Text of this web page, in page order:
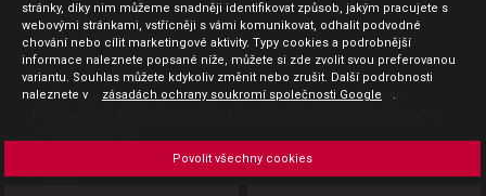
Jak nakupovat
Obchodní podmínky
GDPR - ochrana osobních údajů
Profil zadavatele
Sdělení před uzavřením kupní smlouvy pro spotřebitele
Platba
stránky, díky nim můžeme snadněji identifikovat způsob, jakým pracujete s
webovými stránkami, vstřícněji s vámi komunikovat, odhalit podvodné
chování nebo cílit marketingové aktivity. Typy cookies a podrobnější
informace naleznete popsané níže, můžete si zde zvolit svou preferovanou
variantu. Souhlas můžete kdykoliv změnit nebo zrušit. Další podrobnosti
naleznete v
zásadách ochrany soukromí společnosti Google .
Povolit všechny cookies